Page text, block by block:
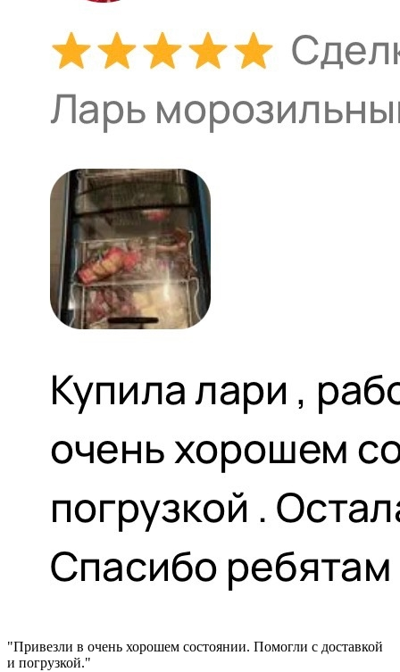
"Привезли в очень хорошем состоянии. Помогли с доставкой
и погрузкой."